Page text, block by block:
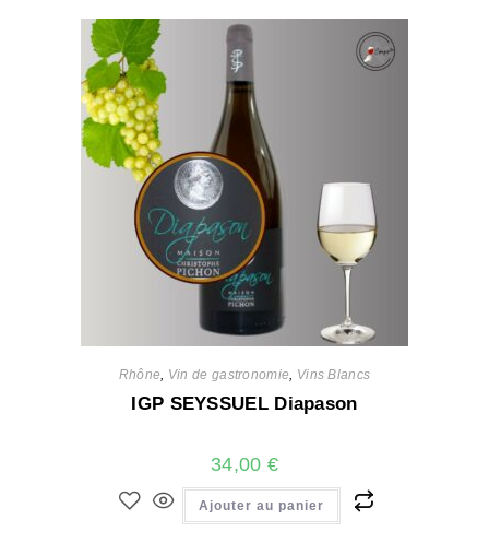
Rhône Vin de gastronomie Vins Blancs
IGP SEYSSUEL Diapason
34,00 €
Ajouter au panier